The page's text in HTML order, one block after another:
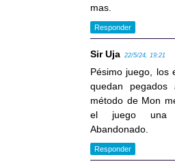
mas.
Responder
Sir Uja 22/5/24, 19:21
Pésimo juego, los
quedan
método de Mon
el juego
Abandonado.
Responder